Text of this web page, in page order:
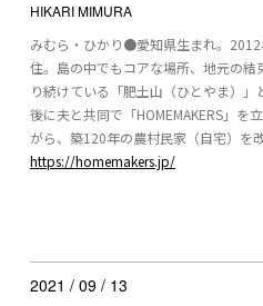
HIKARI MIMURA
みむら・ひかり●愛知県生まれ。
住。島の中でもコアな場所、地元の
り続けている「肥土山（ひとやま）
後に夫と共同で「HOMEMAKERS」を
がら、築120年の農村民家（自宅）を
https://homemakers.jp/
2021 / 09 / 13